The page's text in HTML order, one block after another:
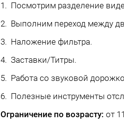
1. Посмотрим разделение
2. Выполним переход между
3. Наложение фильтра.
4. Заставки/Титры.
5. Работа со звуковой
6. Полезные инструменты
Ограничение по возрасту: от